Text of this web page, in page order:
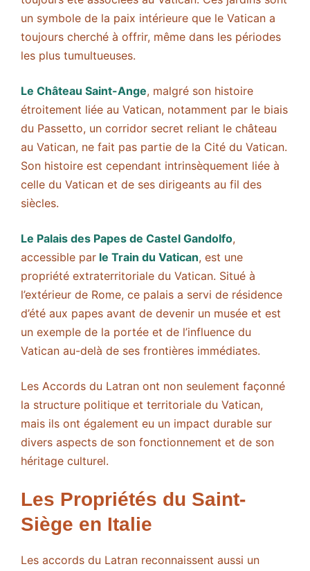
un symbole de la paix intérieure que le Vatican a
toujours cherché à offrir, même dans les périodes
les plus tumultueuses.
Le Château Saint-Ange, malgré son histoire
étroitement liée au Vatican, notamment par le biais
du Passetto, un corridor secret reliant le château
au Vatican, ne fait pas partie de la Cité du Vatican.
Son histoire est cependant intrinsèquement liée à
celle du Vatican et de ses dirigeants au fil des
siècles.
Le Palais des Papes de Castel Gandolfo,
accessible par le Train du Vatican, est une
propriété extraterritoriale du Vatican. Situé à
l’extérieur de Rome, ce palais a servi de résidence
d’été aux papes avant de devenir un musée et est
un exemple de la portée et de l’influence du
Vatican au-delà de ses frontières immédiates.
Les Accords du Latran ont non seulement façonné
la structure politique et territoriale du Vatican,
mais ils ont également eu un impact durable sur
divers aspects de son fonctionnement et de son
héritage culturel.
Les Propriétés du Saint-
Siège en Italie
Les accords du Latran reconnaissent aussi un